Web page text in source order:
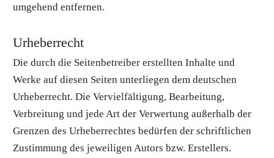
umgehend entfernen.
Urheberrecht
Die durch die Seitenbetreiber erstellten Inhalte und
Werke auf diesen Seiten unterliegen dem deutschen
Urheberrecht. Die Vervielfältigung, Bearbeitung,
Verbreitung und jede Art der Verwertung außerhalb der
Grenzen des Urheberrechtes bedürfen der schriftlichen
Zustimmung des jeweiligen Autors bzw. Erstellers.